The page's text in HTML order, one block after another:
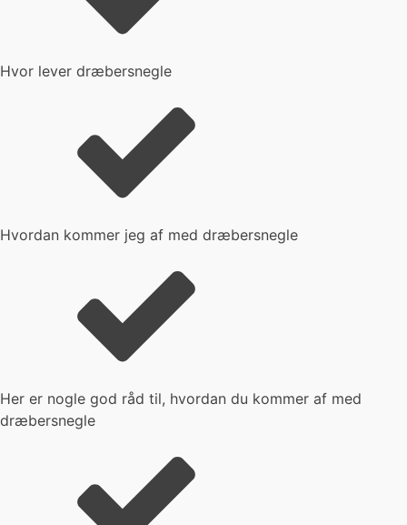
Hvor lever dræbersnegle
Hvordan kommer jeg af med dræbersnegle
Her er nogle god råd til, hvordan du kommer af med
dræbersnegle